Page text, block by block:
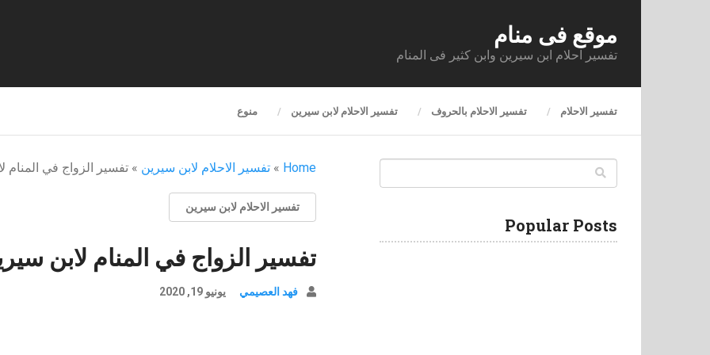
موقع فى منام
تفسير احلام ابن سيرين وابن كثير فى المنام
تفسير الاحلام تفسير الاحلام بالحروف تفسير الاحلام لابن سيرين منوع
Home
»تفسير الاحلام لابن سيرين »تفسير الزواج في المنام
تفسير الاحلام لابن سيرين
تفسير الزواج في المنام لابن
فهد العصيمي يونيو 19, 2020
Popular Posts